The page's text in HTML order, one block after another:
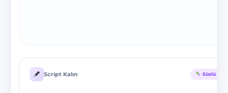
Script Kalın Süslü